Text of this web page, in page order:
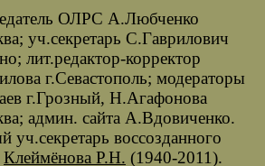
ОЛРС А.Любченко
уч.секретарь С.Гаврилович
лит.редактор-корректор
г.Севастополь; модераторы
г.Грозный, Н.Агафонова
админ. сайта А.Вдовиченко.
уч.секретарь воссозданного
Клеймёнова Р.Н. (1940-2011).